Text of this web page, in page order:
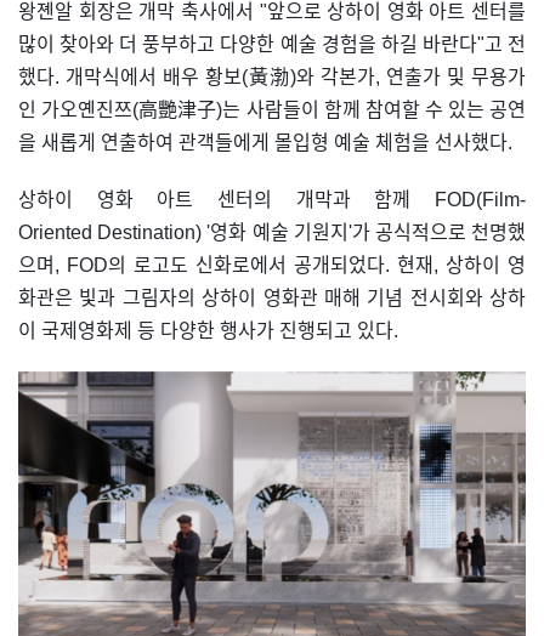
왕졘알 회장은 개막 축사에서 "앞으로 상하이 영화 아트 센터를
많이 찾아와 더 풍부하고 다양한 예술 경험을 하길 바란다"고 전
했다. 개막식에서 배우 황보(黃渤)와 각본가, 연출가 및 무용가
인 가오옌진쯔(高艷津子)는 사람들이 함께 참여할 수 있는 공연
을 새롭게 연출하여 관객들에게 몰입형 예술 체험을 선사했다.
상하이 영화 아트 센터의 개막과 함께 FOD(Film-
Oriented Destination) '영화 예술 기원지'가 공식적으로 천명했
으며, FOD의 로고도 신화로에서 공개되었다. 현재, 상하이 영
화관은 빛과 그림자의 상하이 영화관 매해 기념 전시회와 상하
이 국제영화제 등 다양한 행사가 진행되고 있다.